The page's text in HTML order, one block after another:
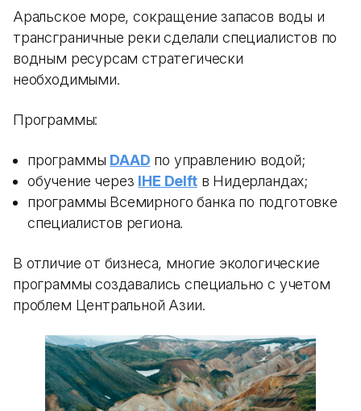
Аральское море, сокращение запасов воды и
трансграничные реки сделали специалистов по
водным ресурсам стратегически
необходимыми.
Программы:
программы DAAD по управлению водой;
обучение через IHE Delftв Нидерландах;
программы Всемирного банка по подготовке
специалистов региона.
В отличие от бизнеса, многие экологические
программы создавались специально с учетом
проблем Центральной Азии.